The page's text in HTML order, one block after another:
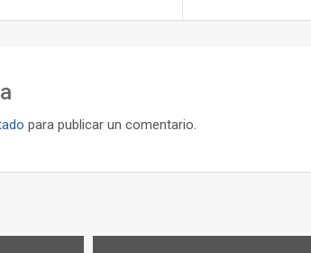
para publicar un comentario.